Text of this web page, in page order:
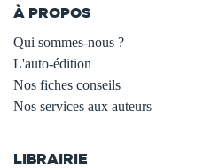
À PROPOS
Qui sommes-nous ?
L'auto-édition
Nos fiches conseils
Nos services aux auteurs
LIBRAIRIE